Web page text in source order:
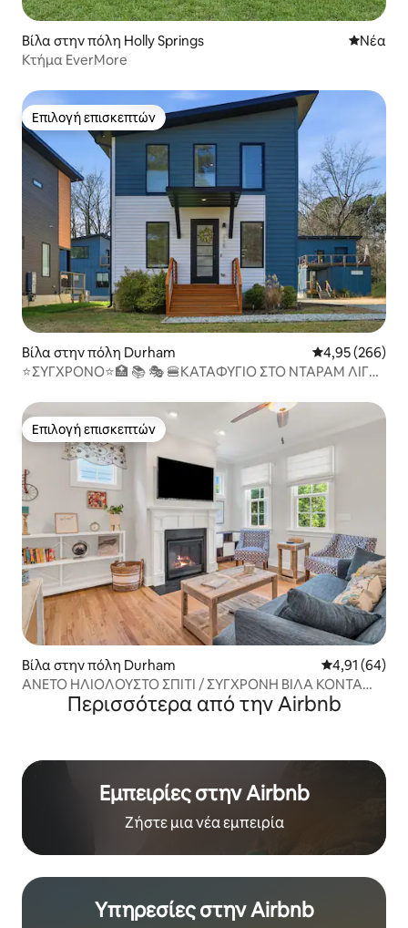
Βίλα στην πόλη Holly Springs Νέος
Νέα
Κτήμα EverMore
Επιλογή επισκεπτών
Επιλογή επισκεπτών
Βίλα στην πόλη Durham Μέση
4,95 (266)
⭐️ΣΥΓΧΡΟΝΟ⭐️🏥 📚 🎭 🍔ΚΑΤΑΦΥΓΙΟ ΣΤΟ ΝΤΑΡΑΜ ΛΙΓΑ
Επιλογή επισκεπτών
Επιλογή επισκεπτών
Βίλα στην πόλη Durham Μέση
4,91 (64)
ΆΝΕΤΟ ΗΛΙΟΛΟΥΣΤΟ ΣΠΊΤΙ / ΣΎΓΧΡΟΝΗ ΒΊΛΑ ΚΟΝΤΆ
ΣΤΟ ΚΈΝΤΡΟΠερισσότερα από την Airbnb
Εμπειρίες στην Airbnb
Ζήστε μια νέα εμπειρία
Υπηρεσίες στην Airbnb